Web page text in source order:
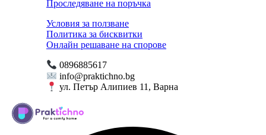
Проследяване на поръчка
Условия за ползване
Политика за бисквитки
Онлайн решаване на спорове
0896885617
info@praktichno.bg
ул. Петър Алипиев 11, Варна